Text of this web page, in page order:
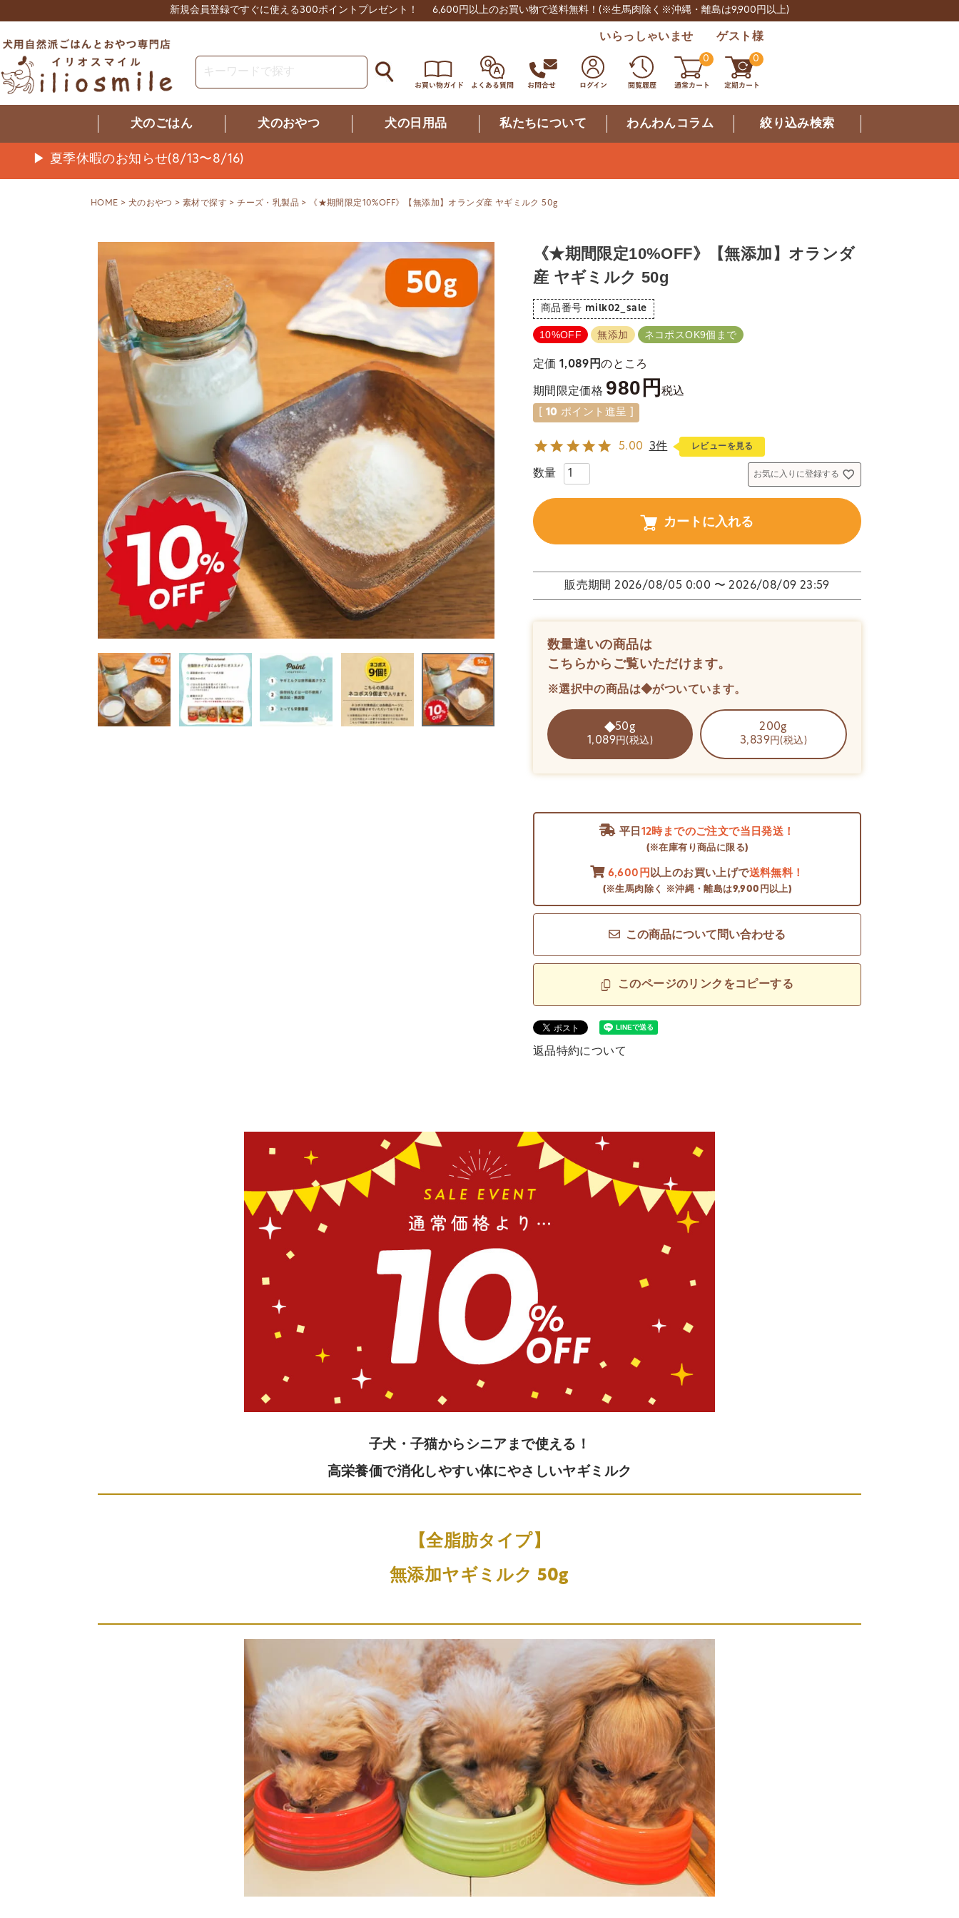
新規会員登録ですぐに使える300ポイントプレゼント！ 6,600円以上のお買い物で送料無料！ (※生馬肉除く※沖縄・離島は9,900円以上)
いらっしゃいませ ゲスト様
0 0
犬のごはん 犬のおやつ 犬の日用品 私たちについて わんわんコラム 絞り込み検索
▶ 夏季休暇のお知らせ(8/13〜8/16)
HOME 犬のおやつ 素材で探す チーズ・乳製品 《★期間限定10%OFF》【無添加】オランダ産 ヤギミルク 50g
《★期間限定10%OFF》【無添加】オランダ
産 ヤギミルク 50g
商品番号 milk02_sale
10%OFF 無添加 ネコポスOK9個まで
定価 1,089 のところ
期間限定価格 980 税込
10 ポイント進呈 ]
5.00 3件 レビューを見る
お気に入りに登録する
カートに入れる
販売期間 2026/08/05 0:00 〜 2026/08/09 23:59
数量違いの商品は
こちらからご覧いただけます。
※選択中の商品は◆がついています。
50g
1,089円(税込)
200g
3,839円(税込)
平日 12時までのご注文で当日発送！
(※在庫有り商品に限る)
6,600円以上のお買い上げで送料無料！
(※生馬肉除く ※沖縄・離島は9,900円以上)
この商品について問い合わせる
このページのリンクをコピーする
返品特約について
子犬・子猫からシニアまで使える！
高栄養価で消化しやすい体にやさしいヤギミルク
【全脂肪タイプ】
無添加ヤギミルク 50g